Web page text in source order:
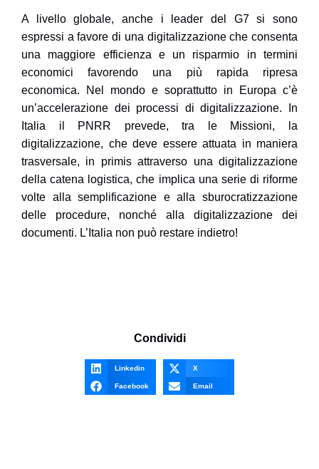
A livello globale, anche i leader del G7 si sono
espressi a favore di una digitalizzazione che consenta
una maggiore efficienza e un risparmio in termini
economici favorendo una più rapida ripresa
economica. Nel mondo e soprattutto in Europa c’è
un’accelerazione dei processi di digitalizzazione. In
Italia il PNRR prevede, tra le Missioni, la
digitalizzazione, che deve essere attuata in maniera
trasversale, in primis attraverso una digitalizzazione
della catena logistica, che implica una serie di riforme
volte alla semplificazione e alla sburocratizzazione
delle procedure, nonché alla digitalizzazione dei
documenti. L’Italia non può restare indietro!
Condividi
Linkedin X
Facebook Email